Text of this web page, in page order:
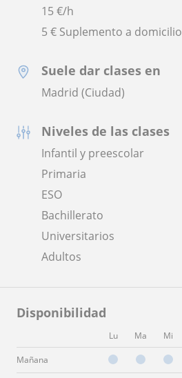
15€/h
5 € Suplemento a domicilio
Suele dar clases en
Madrid (Ciudad)
Niveles de las clases
Infantil y preescolar
Primaria
ESO
Bachillerato
Universitarios
Adultos
Disponibilidad
Lu Ma Mi
Mañana